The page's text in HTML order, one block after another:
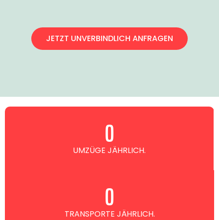
JETZT UNVERBINDLICH ANFRAGEN
UMZÜGE JÄHRLICH.
0
TRANSPORTE JÄHRLICH.
0